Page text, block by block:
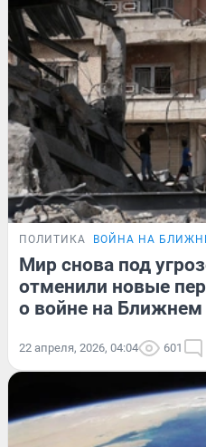
ПОЛИТИКА ВОЙНА НА
Мир снова под
отменили новые
о войне на Ближнем
22 апреля, 2026, 04:04 601